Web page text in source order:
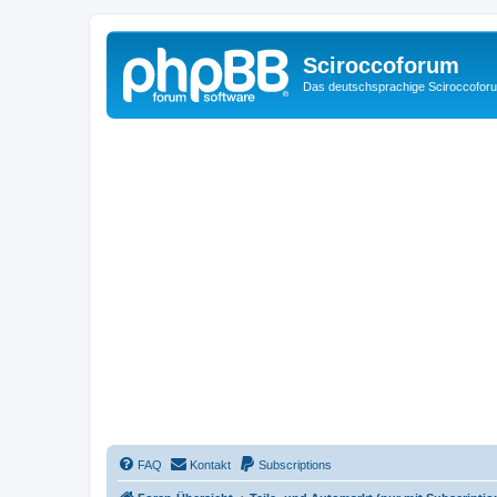
Sciroccoforum
Das deutschsprachige
FAQ Kontakt Subscriptions